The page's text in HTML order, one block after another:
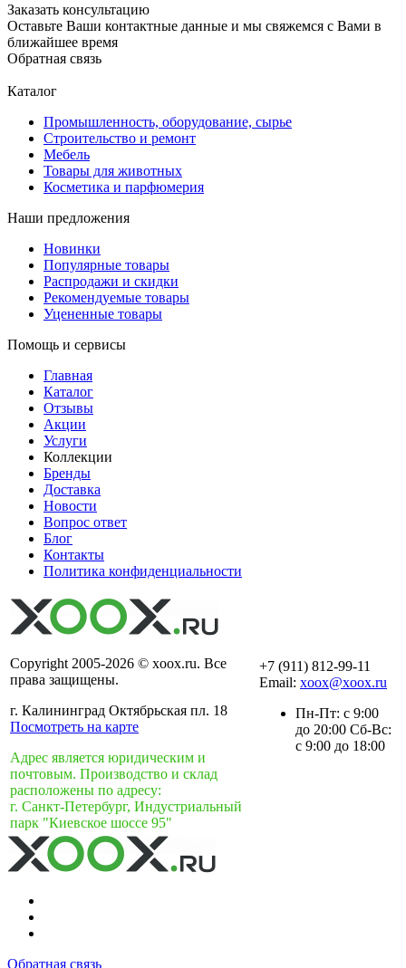
Заказать консультацию
Оставьте Ваши контактные данные и мы свяжемся с Вами в
ближайшее время
Обратная связь
Каталог
Промышленность, оборудование, сырье
Строительство и ремонт
Мебель
Товары для животных
Косметика и парфюмерия
Наши предложения
Новинки
Популярные товары
Распродажи и скидки
Рекомендуемые товары
Уцененные товары
Помощь и сервисы
Главная
Каталог
Отзывы
Акции
Услуги
Коллекции
Бренды
Доставка
Новости
Вопрос ответ
Блог
Контакты
Политика конфиденциальности
Copyright 2005-2026 © xoox.ru. Все
права защищены.
г. Калининград Октябрьская пл. 18
Посмотреть на карте
Адрес является юридическим и
почтовым. Производство и склад
расположены по адресу:
г. Санкт-Петербург, Индустриальный
парк "Киевское шоссе 95"
+7 (911) 812-99-11
Email: xoox@xoox.ru
Пн-Пт: с 9:00
до 20:00 Сб-Вс:
с 9:00 до 18:00
Обратная связь